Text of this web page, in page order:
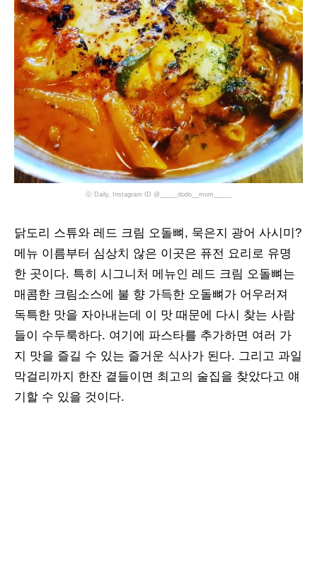
ⓒ Daily, Instagram ID @_____dodo__mom_____
닭도리 스튜와 레드 크림 오돌뼈, 묵은지 광어 사시미?
메뉴 이름부터 심상치 않은 이곳은 퓨전 요리로 유명
한 곳이다. 특히 시그니처 메뉴인 레드 크림 오돌뼈는
매콤한 크림소스에 불 향 가득한 오돌뼈가 어우러져
독특한 맛을 자아내는데 이 맛 때문에 다시 찾는 사람
들이 수두룩하다. 여기에 파스타를 추가하면 여러 가
지 맛을 즐길 수 있는 즐거운 식사가 된다. 그리고 과일
막걸리까지 한잔 곁들이면 최고의 술집을 찾았다고 얘
기할 수 있을 것이다.